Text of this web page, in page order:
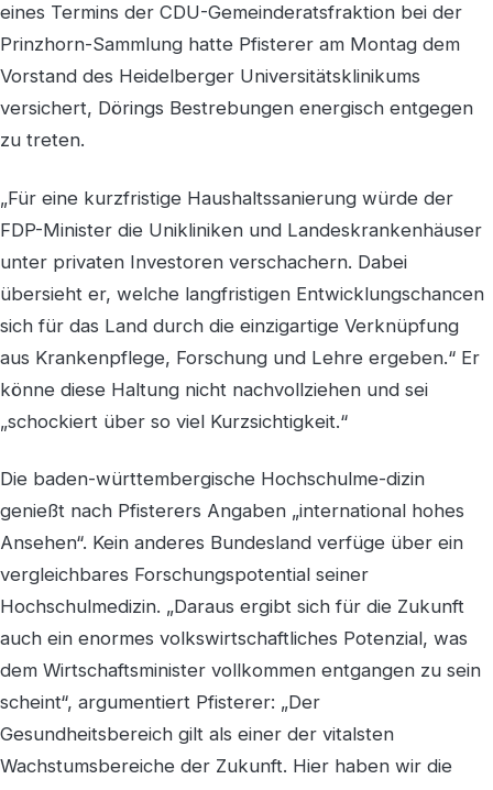
eines Termins der CDU-Gemeinderatsfraktion bei der
Prinzhorn-Sammlung hatte Pfisterer am Montag dem
Vorstand des Heidelberger Universitätsklinikums
versichert, Dörings Bestrebungen energisch entgegen
zu treten.
„Für eine kurzfristige Haushaltssanierung würde der
FDP-Minister die Unikliniken und Landeskrankenhäuser
unter privaten Investoren verschachern. Dabei
übersieht er, welche langfristigen Entwicklungschancen
sich für das Land durch die einzigartige Verknüpfung
aus Krankenpflege, Forschung und Lehre ergeben.“ Er
könne diese Haltung nicht nachvollziehen und sei
„schockiert über so viel Kurzsichtigkeit.“
Die baden-württembergische Hochschulme-dizin
genießt nach Pfisterers Angaben „international hohes
Ansehen“. Kein anderes Bundesland verfüge über ein
vergleichbares Forschungspotential seiner
Hochschulmedizin. „Daraus ergibt sich für die Zukunft
auch ein enormes volkswirtschaftliches Potenzial, was
dem Wirtschaftsminister vollkommen entgangen zu sein
scheint“, argumentiert Pfisterer: „Der
Gesundheitsbereich gilt als einer der vitalsten
Wachstumsbereiche der Zukunft. Hier haben wir die